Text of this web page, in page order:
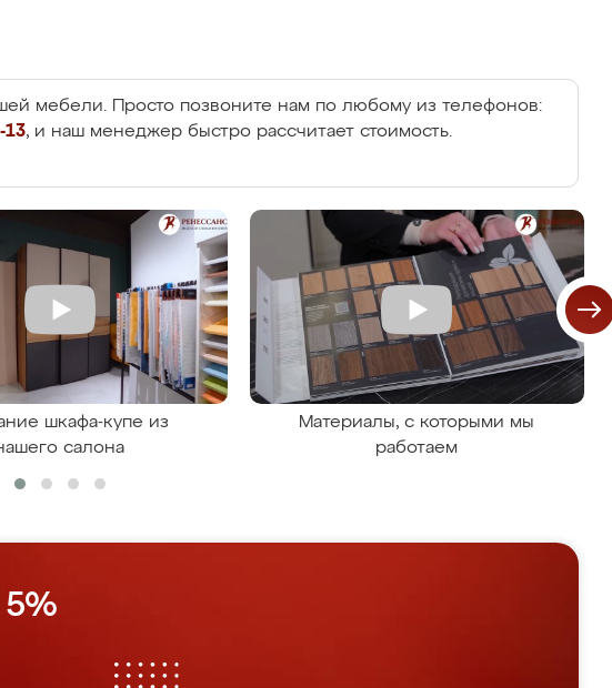
мебели. Просто позвоните нам по любому из телефонов:
13, и наш менеджер быстро рассчитает стоимость.
шкафа-купе из
салона
Материалы, с которыми мы
работаем